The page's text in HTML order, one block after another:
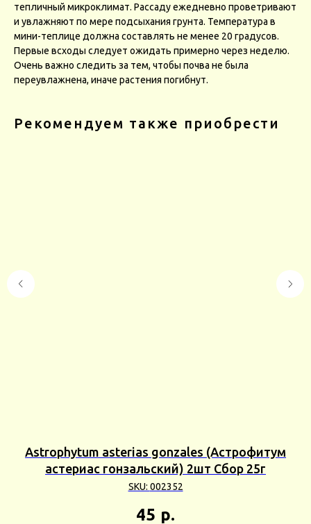
тепличный микроклимат. Рассаду ежедневно проветривают
и увлажняют по мере подсыхания грунта. Температура в
мини-теплице должна составлять не менее 20 градусов.
Первые всходы следует ожидать примерно через неделю.
Очень важно следить за тем, чтобы почва не была
переувлажнена, иначе растения погибнут.
Рекомендуем также приобрести
Astrophytum asterias gonzales (Астрофитум
астериас гонзальский) 2шт Сбор 25г
SKU: 002352
45 р.